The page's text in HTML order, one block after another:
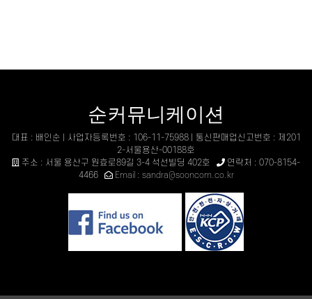
순커뮤니케이션
대표 : 배인순 | 사업자등록번호 : 106-11-75988 | 통신판매업신고번호 : 제201
2-서울용산-00188호
주소 : 서울 용산구 원효로89길 3-4 석선빌딩 402호
연락처 : 070-8154-
4466
Email : sandra@sooncom.co.kr